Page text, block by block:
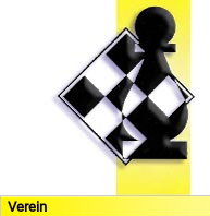
Verein